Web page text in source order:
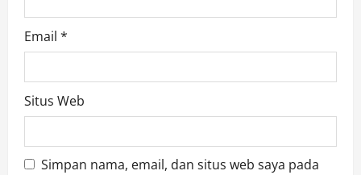
Email *
Situs Web
Simpan nama, email, dan situs web saya pada